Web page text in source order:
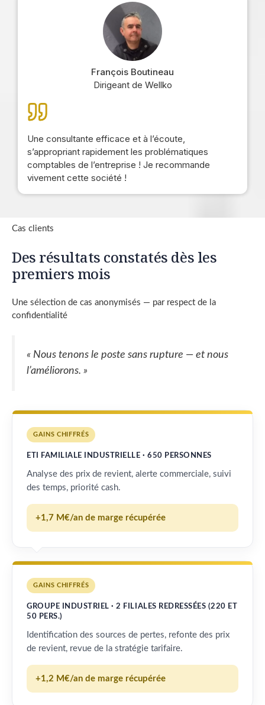
François Boutineau
Dirigeant de Wellko
Une consultante efficace et à l’écoute,
s’appropriant rapidement les problématiques
comptables de l’entreprise ! Je recommande
vivement cette société !
Cas clients
Des résultats constatés dès les
premiers mois
Une sélection de cas anonymisés — par respect de la
confidentialité
« Nous tenons le poste sans rupture — et nous
l’améliorons. »
GAINS CHIFFRÉS
ETI FAMILIALE INDUSTRIELLE · 650 PERSONNES
Analyse des prix de revient, alerte commerciale, suivi
des temps, priorité cash.
+1,7 M€/an de marge récupérée
GAINS CHIFFRÉS
GROUPE INDUSTRIEL · 2 FILIALES REDRESSÉES (220 ET
50 PERS.)
Identification des sources de pertes, refonte des prix
de revient, revue de la stratégie tarifaire.
+1,2 M€/an de marge récupérée